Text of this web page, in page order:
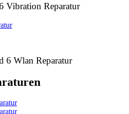
Vibration Reparatur
6 Wlan Reparatur